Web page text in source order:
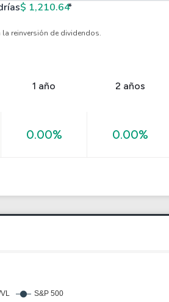
$ 1,210.64*
reinversión de dividendos.
1 año 2 años
0.00% 0.00%